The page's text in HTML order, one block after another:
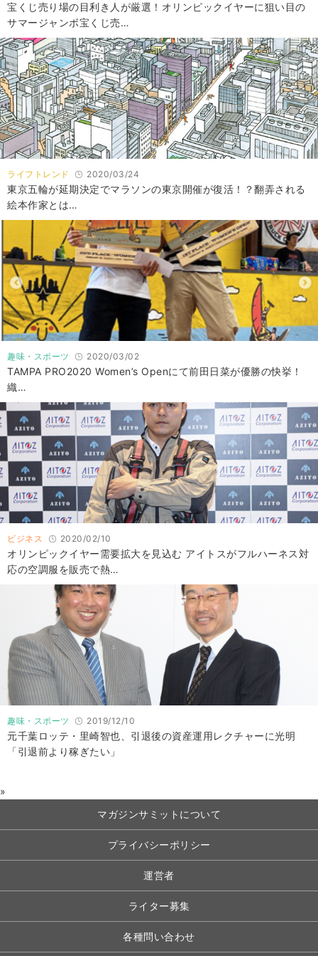
宝くじ売り場の目利き人が厳選！オリンピックイヤーに狙い目の
サマージャンボ宝くじ売…
ライフトレンド 2020/03/24
東京五輪が延期決定でマラソンの東京開催が復活！？翻弄される
絵本作家とは…
趣味・スポーツ 2020/03/02
TAMPA PRO2020 Women’s Openにて前田日菜が優勝の快挙！
織…
ビジネス 2020/02/10
オリンピックイヤー需要拡大を見込む アイトスがフルハーネス対
応の空調服を販売で熱…
趣味・スポーツ 2019/12/10
元千葉ロッテ・里崎智也、引退後の資産運用レクチャーに光明
「引退前より稼ぎたい」
»
マガジンサミットについて
プライバシーポリシー
運営者
ライター募集
各種問い合わせ